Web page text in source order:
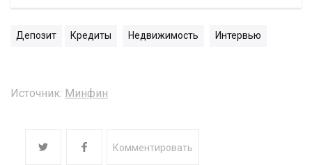
Депозит Кредиты Недвижимость Интервью
Источник: Минфин
Комментировать